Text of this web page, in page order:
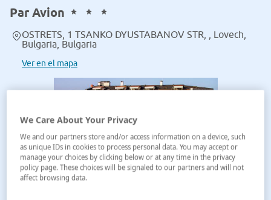
Par Avion
OSTRETS, 1 TSANKO DYUSTABANOV STR, , Lovech,
Bulgaria, Bulgaria
Ver en el mapa
We Care About Your Privacy
We and our partners store and/or access information on a device, such
as unique IDs in cookies to process personal data. You may accept or
manage your choices by clicking below or at any time in the privacy
policy page. These choices will be signaled to our partners and will not
affect browsing data.